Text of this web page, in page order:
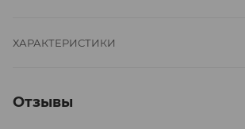
ХАРАКТЕРИСТИКИ
Отзывы